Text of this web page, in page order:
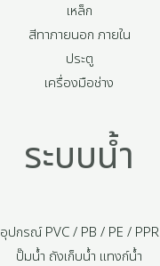
เหล็ก
สีทาภายนอก ภายใน
ประตู
เครื่องมือช่าง
ระบบน้ำ
อุปกรณ์ PVC / PB / PE / PPR
ปั๊มน้ำ ถังเก็บน้ำ แทงก์น้ำ